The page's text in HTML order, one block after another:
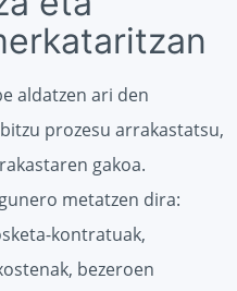
aldatzen ari den
prozesu arrakastatsu,
gakoa.
metatzen dira:
kontratuak,
bezeroen